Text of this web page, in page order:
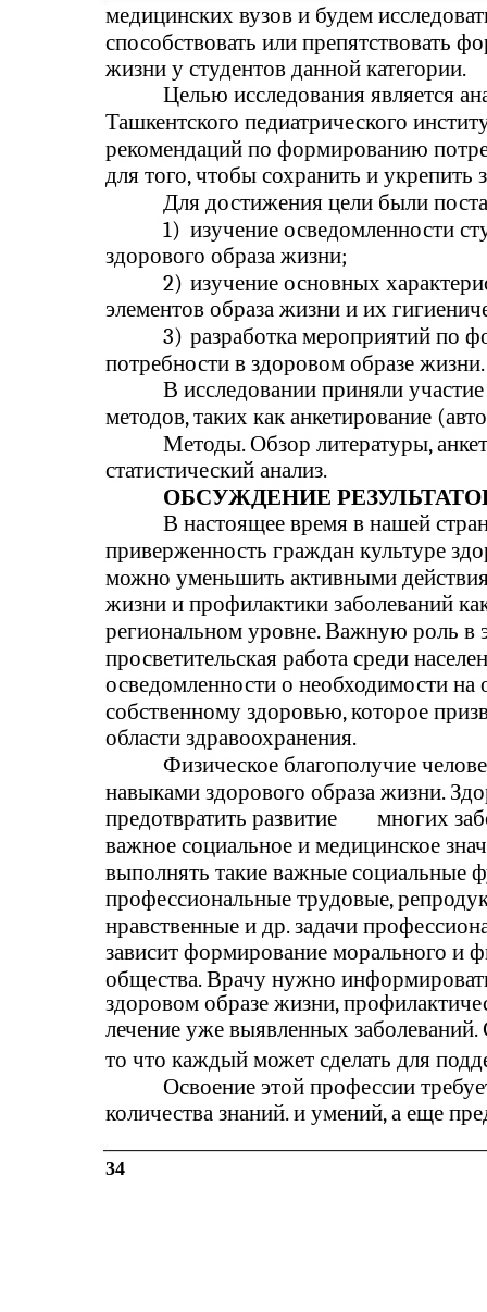
34
медицинских вузов и будем
способствовать или препятствовать
жизни у студентов данной категории.
Целью исследования является
Ташкентского педиатрического
рекомендаций по формированию
для того, чтобы сохранить и укрепить
Для достижения цели были
1) изучение осведомленности
здорового образа жизни;
2) изучение основных
элементов образа жизни и их
3) разработка мероприятий по
потребности в здоровом образе жизни.
В исследовании приняли
методов, таких как анкетирование
Методы. Обзор литературы,
статистический анализ.
ОБСУЖДЕНИЕ
В настоящее время в нашей
приверженность граждан культуре
можно уменьшить активными
жизни и профилактики заболеваний
региональном уровне. Важную роль в
просветительская работа среди
осведомленности о необходимости на
собственному здоровью, которое
области здравоохранения.
Физическое благополучие
навыками здорового образа жизни.
предотвратить развитие
многих
важное социальное и медицинское
выполнять такие важные социальные
профессиональные трудовые,
нравственные и др. задачи
зависит формирование морального и
общества. Врачу нужно
здоровом образе жизни,
лечение уже выявленных
то что каждый может сделать для
Освоение этой профессии
количества знаний. и умений, а еще